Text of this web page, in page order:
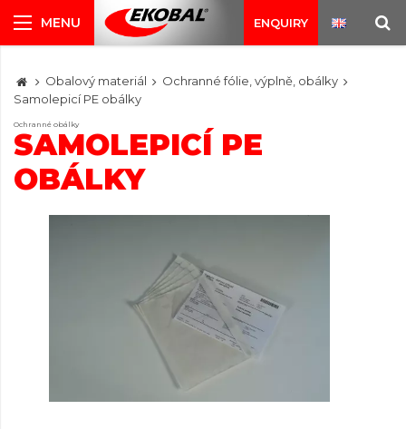
ENQUIRY
Obalový materiál
Ochranné fólie, výplně, obálky
Samolepicí PE obálky
Ochranné obálky
SAMOLEPICÍ PE
OBÁLKY